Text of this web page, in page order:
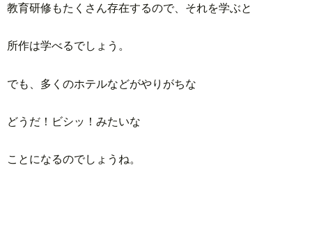
教育研修もたくさん存在するので、それを学ぶと
所作は学べるでしょう。
でも、多くのホテルなどがやりがちな
どうだ！ビシッ！みたいな
ことになるのでしょうね。